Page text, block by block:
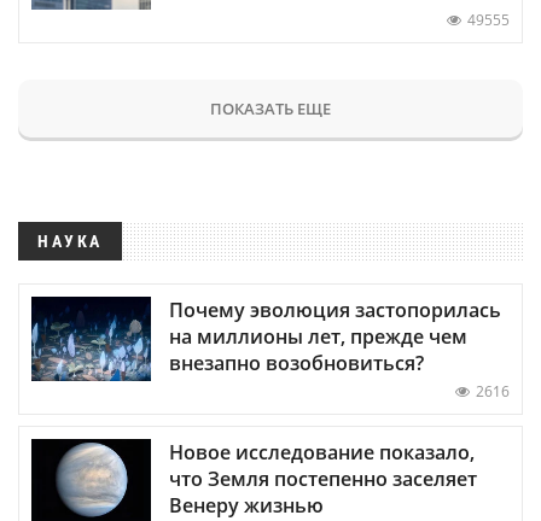
49555
ПОКАЗАТЬ ЕЩЕ
НАУКА
Почему эволюция застопорилась
на миллионы лет, прежде чем
внезапно возобновиться?
2616
Новое исследование показало,
что Земля постепенно заселяет
Венеру жизнью